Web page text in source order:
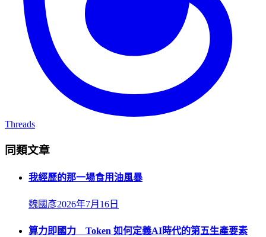
Threads
同類文章
我經歷的那一場食用油風暴
魏國彥2026年7月16日
算力即國力 Token 如何定義AI時代的第五生產要素